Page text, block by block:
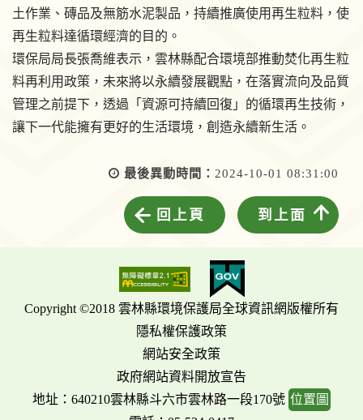
土作業、磚品及無筋水泥製品，持續推廣使用再生粒料，使
再生粒料達循環經濟的目的。
環保局局長張喬維表示，雲林縣配合環境部推動焚化再生粒
料再利用政策，未來將以永續發展觀點，在落實流向及品質
管理之前提下，透過「資源可持續回復」的循環再生技術，
讓下一代能擁有更好的生活環境，創造永續新生活。
最後異動時間： 2024-10-01 08:31:00
回上頁 到上面
Copyright ©2018 雲林縣環境保護局全球資訊網版權所有
隱私權保護政策
網站安全政策
政府網站資料開放宣告
地址：640210雲林縣斗六市雲林路一段170號 位置圖